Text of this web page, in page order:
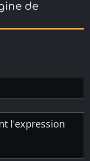
de
l'expression